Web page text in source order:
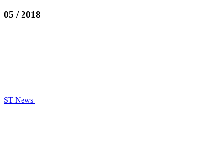
05 / 2018
ST News